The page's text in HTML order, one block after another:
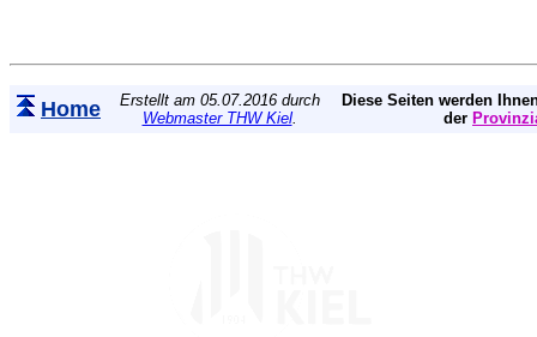
Home
Erstellt am 05.07.2016 durch
Webmaster THW Kiel.
Diese Seiten werden
der